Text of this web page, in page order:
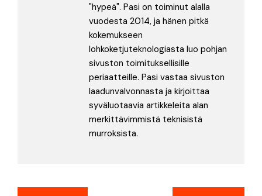
"hypeä". Pasi on toiminut alalla
vuodesta 2014, ja hänen pitkä
kokemukseen
lohkoketjuteknologiasta luo pohjan
sivuston toimituksellisille
periaatteille. Pasi vastaa sivuston
laadunvalvonnasta ja kirjoittaa
syväluotaavia artikkeleita alan
merkittävimmistä teknisistä
murroksista.